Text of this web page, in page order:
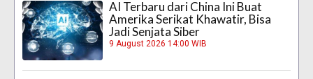
AI Terbaru dari China Ini Buat
Amerika Serikat Khawatir, Bisa
Jadi Senjata Siber
9 August 2026 14:00 WIB